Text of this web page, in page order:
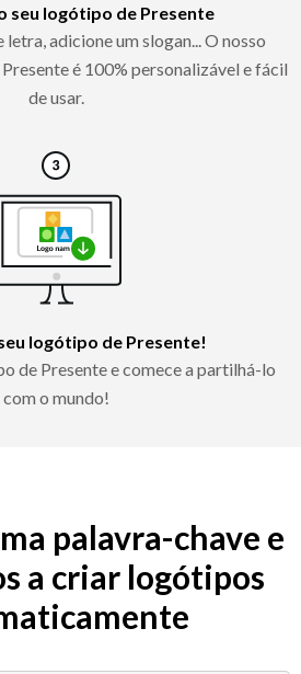
seu logótipo de Presente
adicione um slogan... O nosso
é 100% personalizável e fácil
de usar.
logótipo de Presente!
de Presente e comece a partilhá-lo
com o mundo!
palavra-chave e
a criar logótipos